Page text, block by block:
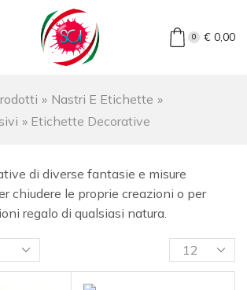
0 €0,00
» Nastri E Etichette »
» Etichette Decorative
di diverse fantasie e misure
chiudere le proprie creazioni o per
regalo di qualsiasi natura.